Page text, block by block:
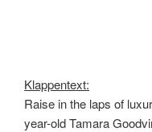
Klappentext:
Raise in the laps of
year-old Tamara